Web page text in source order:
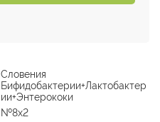
Словения
Бифидобактерии+Лактобактер
ии+Энтерококи
№8х2